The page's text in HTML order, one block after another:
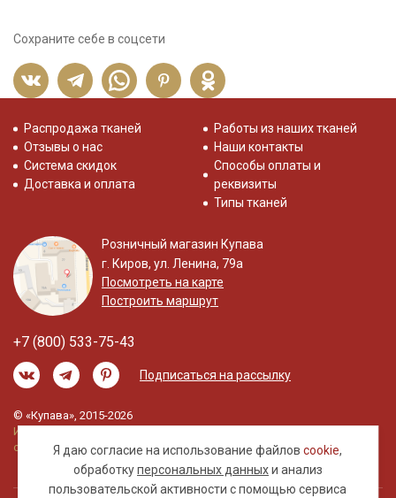
Сохраните себе в соцсети
Я даю согласие на использование файловcookie,
обработкуперсональных данныхи анализ
пользовательской активности с помощью сервиса
Распродажа тканей
Отзывы о нас
Система скидок
Доставка и оплата
Работы из наших тканей
Наши контакты
Способы оплаты и
реквизиты
Типы тканей
Розничный магазин Купава
г. Киров, ул. Ленина, 79а
Посмотреть на карте
Построить маршрут
+7 (800) 533-75-43
Подписаться на рассылку
© «Купава», 2015-2026
Информация на сайте не является публичной
офертой.